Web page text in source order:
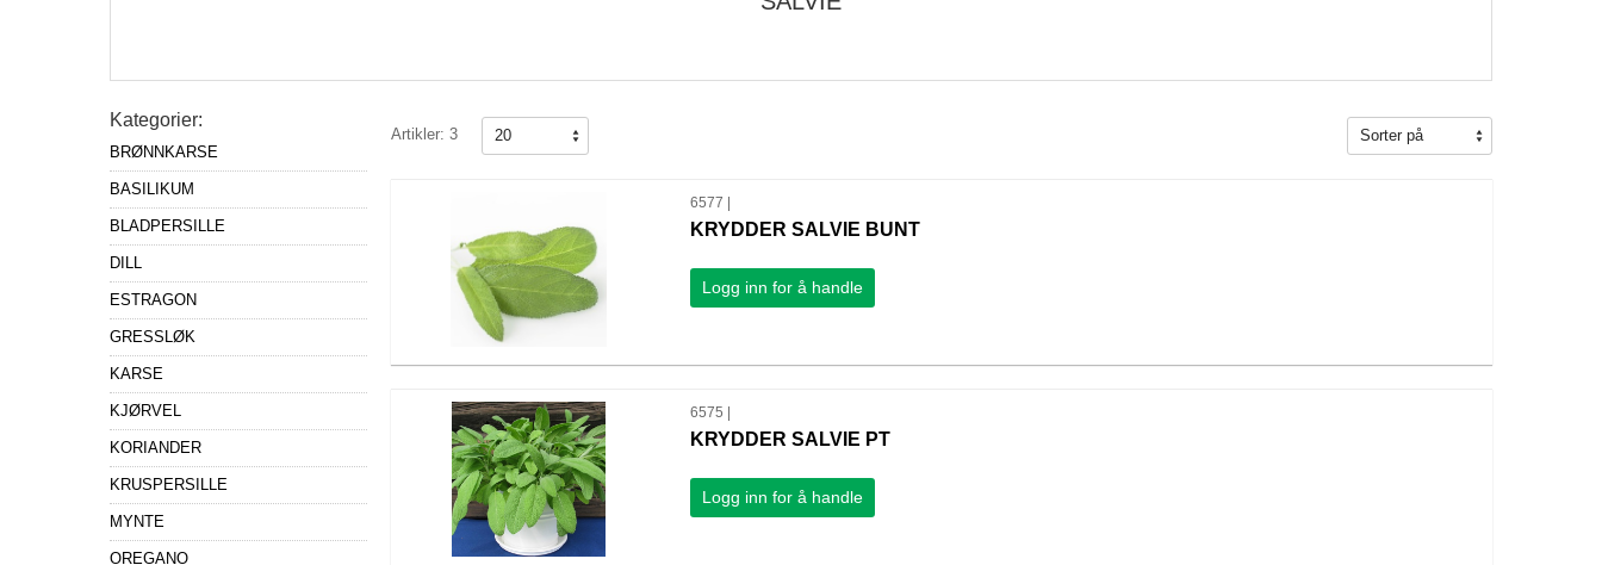
Artikler: 3
Kategorier:
BRØNNKARSE
BASILIKUM
BLADPERSILLE
DILL
ESTRAGON
GRESSLØK
KARSE
KJØRVEL
KORIANDER
KRUSPERSILLE
MYNTE
OREGANO
6577 |
KRYDDER SALVIE BUNT
Logg inn for å handle
6575 |
KRYDDER SALVIE PT
Logg inn for å handle